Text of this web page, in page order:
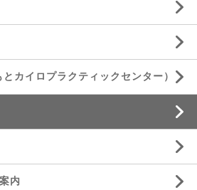
カイロプラクティックセンター）
内